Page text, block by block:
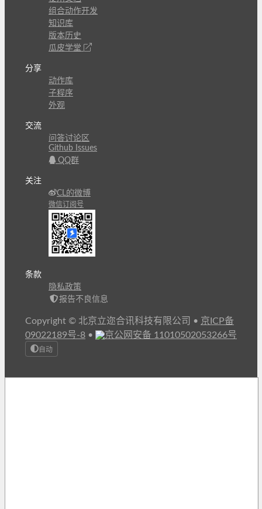
组合动作开发
知识库
版本历史
瓜皮学堂
分享
动作库
子程序
外观
交流
问答讨论区
Github Issues
QQ群
关注
CL的微博
微信订阅号
条款
隐私政策
报告不良信息
Copyright © 北京立迩合讯科技有限公司 • 京ICP备
09022189号-8 • 京公网安备 11010502053266号
自动